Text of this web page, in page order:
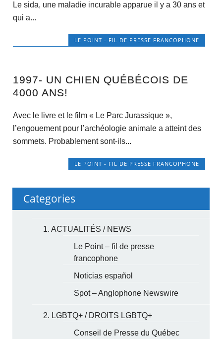
Le sida, une maladie incurable apparue il y a 30 ans et
qui a...
LE POINT - FIL DE PRESSE FRANCOPHONE
1997- UN CHIEN QUÉBÉCOIS DE
4000 ANS!
Avec le livre et le film « Le Parc Jurassique »,
l’engouement pour l’archéologie animale a atteint des
sommets. Probablement sont-ils...
LE POINT - FIL DE PRESSE FRANCOPHONE
Categories
1. ACTUALITÉS / NEWS
Le Point – fil de presse
francophone
Noticias español
Spot – Anglophone Newswire
2. LGBTQ+ / DROITS LGBTQ+
Conseil de Presse du Québec